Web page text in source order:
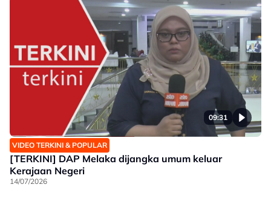
09:31
VIDEO TERKINI & POPULAR
[TERKINI] DAP Melaka dijangka umum keluar
Kerajaan Negeri
14/07/2026